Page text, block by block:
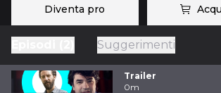
Diventa pro
Suggerimenti
Trailer
0m